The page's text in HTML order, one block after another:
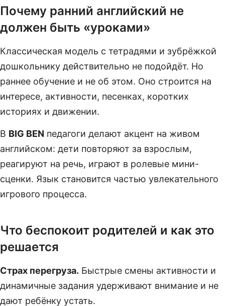
Почему ранний английский не
должен быть «уроками»
Классическая модель с тетрадями и зубрёжкой
дошкольнику действительно не подойдёт. Но
раннее обучение и не об этом. Оно строится на
интересе, активности, песенках, коротких
историях и движении.
В BIG BEN педагоги делают акцент на живом
английском: дети повторяют за взрослым,
реагируют на речь, играют в ролевые мини-
сценки. Язык становится частью увлекательного
игрового процесса.
Что беспокоит родителей и как это
решается
Страх перегруза. Быстрые смены активности и
динамичные задания удерживают внимание и не
дают ребёнку устать.